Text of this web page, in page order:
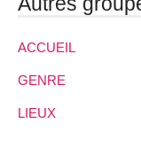
ACCUEIL
GENRE
LIEUX